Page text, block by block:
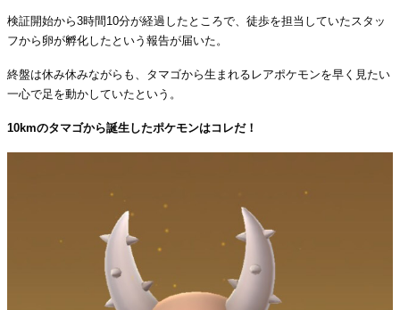
検証開始から3時間10分が経過したところで、徒歩を担当していたスタッ
フから卵が孵化したという報告が届いた。
終盤は休み休みながらも、タマゴから生まれるレアポケモンを早く見たい
一心で足を動かしていたという。
10kmのタマゴから誕生したポケモンはコレだ！